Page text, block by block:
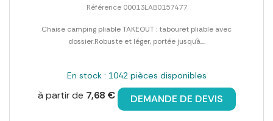
Référence 00013LAB0157477
Chaise camping pliable TAKEOUT : tabouret pliable avec
dossier.Robuste et léger, portée jusqu´à....
En stock : 1042 pièces disponibles
à partir de 7,68 € DEMANDE DE DEVIS